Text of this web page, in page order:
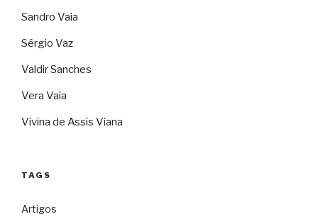
Sandro Vaia
Sérgio Vaz
Valdir Sanches
Vera Vaia
Vivina de Assis Viana
TAGS
Artigos